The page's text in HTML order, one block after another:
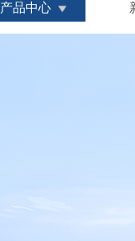
产品中心